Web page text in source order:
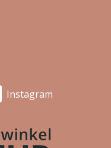
Instagram